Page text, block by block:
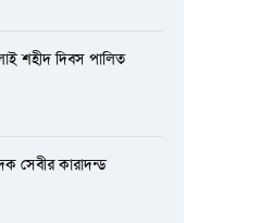
শহীদ দিবস পালিত
সেবীর কারাদন্ড